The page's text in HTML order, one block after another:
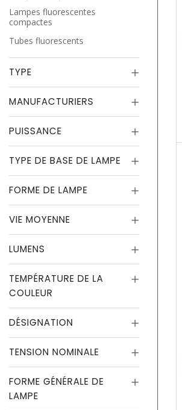
Lampes fluorescentes
compactes
Tubes fluorescents
TYPE
MANUFACTURIERS
PUISSANCE
TYPE DE BASE DE LAMPE
FORME DE LAMPE
VIE MOYENNE
LUMENS
TEMPÉRATURE DE LA
COULEUR
DÉSIGNATION
TENSION NOMINALE
FORME GÉNÉRALE DE
LAMPE